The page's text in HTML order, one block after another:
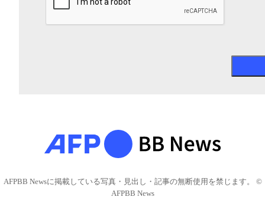
AFPBB Newsに掲載している写真・見出し・記事の無断使用を禁じます。 ©
AFPBB News